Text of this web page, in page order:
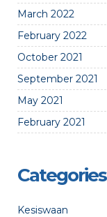
March 2022
February 2022
October 2021
September 2021
May 2021
February 2021
Categories
Kesiswaan